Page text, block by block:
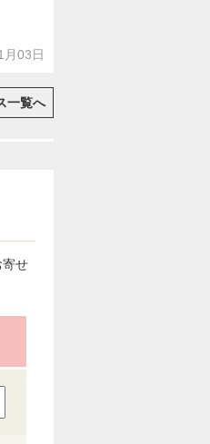
03日
一覧へ
寄せ